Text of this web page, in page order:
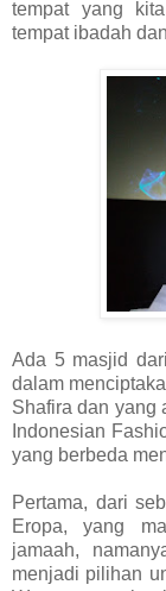
tempat yang
tempat ibadah
Ada 5 masjid
dalam
Shafira dan yang
Indonesian
yang berbeda
Pertama, dari
Eropa, yang
jamaah,
menjadi pilihan